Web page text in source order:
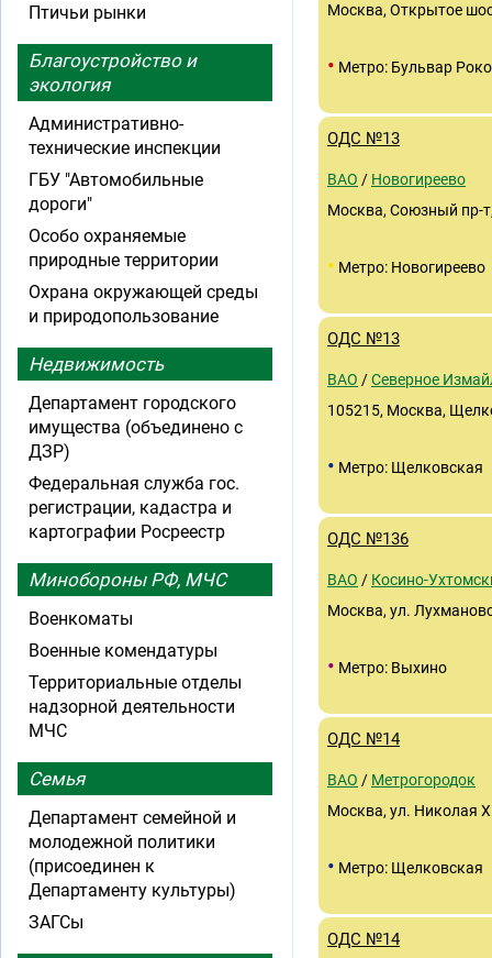
Москва, Открытое
• Метро: Бульвар
ОДС №13
ВАО / Новогиреево
Москва, Союзный пр-
• Метро: Новогиреево
ОДС №13
ВАО /Северное
105215, Москва,
• Метро: Щелковская
ОДС №136
ВАО / Косино-
Москва, ул.
• Метро: Выхино
ОДС №14
ВАО / Метрогородок
Москва, ул. Николая
• Метро: Щелковская
ОДС №14
Птичьи рынки
Благоустройство и
экология
Административно-
технические инспекции
ГБУ "Автомобильные
дороги"
Особо охраняемые
природные территории
Охрана окружающей среды
и природопользование
Недвижимость
Департамент городского
имущества (объединено с
ДЗР)
Федеральная служба гос.
регистрации, кадастра и
картографии Росреестр
Минобороны РФ, МЧС
Военкоматы
Военные комендатуры
Территориальные отделы
надзорной деятельности
МЧС
Семья
Департамент семейной и
молодежной политики
(присоединен к
Департаменту культуры)
ЗАГСы